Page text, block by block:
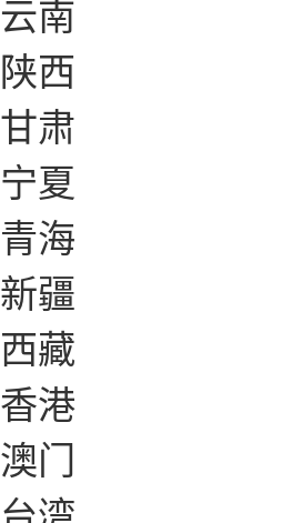
云南
陕西
甘肃
宁夏
青海
新疆
西藏
香港
澳门